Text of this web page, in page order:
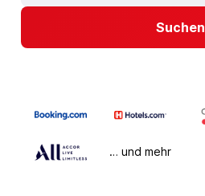
Suchen
… und mehr